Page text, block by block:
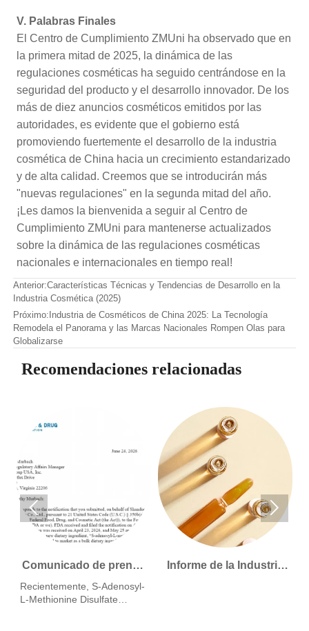
V. Palabras Finales
El Centro de Cumplimiento ZMUni ha observado que en
la primera mitad de 2025, la dinámica de las
regulaciones cosméticas ha seguido centrándose en la
seguridad del producto y el desarrollo innovador. De los
más de diez anuncios cosméticos emitidos por las
autoridades, es evidente que el gobierno está
promoviendo fuertemente el desarrollo de la industria
cosmética de China hacia un crecimiento estandarizado
y de alta calidad. Creemos que se introducirán más
"nuevas regulaciones" en la segunda mitad del año.
¡Les damos la bienvenida a seguir al Centro de
Cumplimiento ZMUni para mantenerse actualizados
sobre la dinámica de las regulaciones cosméticas
nacionales e internacionales en tiempo real!
Anterior:Características Técnicas y Tendencias de Desarrollo en la
Industria Cosmética (2025)
Próximo: Industria de Cosméticos de China 2025: La Tecnología
Remodela el Panorama y las Marcas Nacionales Rompen Olas para
Globalizarse
Recomendaciones relacionadas
Comunicado de prensa
| SAMe-DT de Freda
Biotech supera con
Recientemente, S-Adenosyl-
L-Methionine Disulfate
Informe de la Industria
 